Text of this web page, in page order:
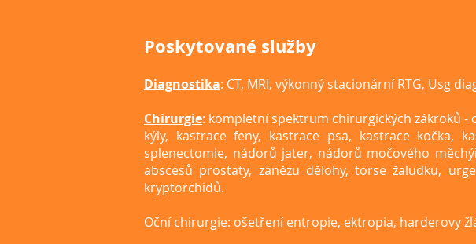
Poskytované služby
Diagnostika: CT, MRI, výkonný stacionární RTG, Usg
Chirurgie: kompletní spektrum chirurgických zákroků -
kýly, kastrace feny, kastrace psa, kastrace kočka,
splenectomie, nádorů jater, nádorů močového
abscesů prostaty, zánězu dělohy, torse žaludku,
kryptorchidů.
Oční chirurgie: ošetření entropie, ektropia, harderovy